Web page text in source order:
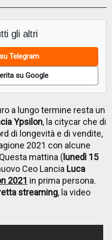
gli altri
Telegram
su Google
a lungo termine resta un
Ypsilon, la citycar che di
di longevità e di vendite,
2021 con alcune
mattina ( lunedì 15
Ceo Lancia Luca
2021 in prima persona.
streaming, la video